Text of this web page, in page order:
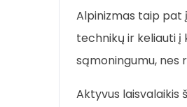
Alpinizmas taip pat
technikų ir keliauti į
sąmoningumu, nes
Aktyvus laisvalaikis